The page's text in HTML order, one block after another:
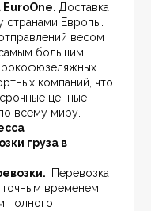
EuroOne . Доставка
Европы.
отправлений весом
большим
компаний, что
ценные
всему миру.
груза в
Перевозка
точным временем
полного